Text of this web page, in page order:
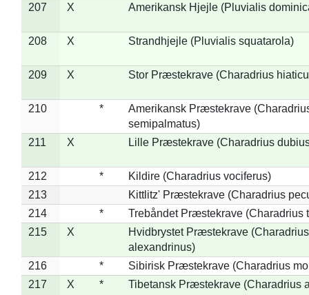
207 X Amerikansk Hjejle (Pluvialis
208 X Strandhjejle (Pluvialis squatarola)
209 X Stor Præstekrave (Charadrius
210 *
Amerikansk Præstekrave
semipalmatus)
211
X Lille Præstekrave (Charadrius
212 *
Kildire (Charadrius vociferus)
213
Kittlitz' Præstekrave (Charadrius
214
*
Trebåndet Præstekrave (Charadrius
215
X
Hvidbrystet Præstekrave (Charadrius
alexandrinus)
216
*
Sibirisk Præstekrave (Charadrius
217
X * Tibetansk Præstekrave (Charadrius